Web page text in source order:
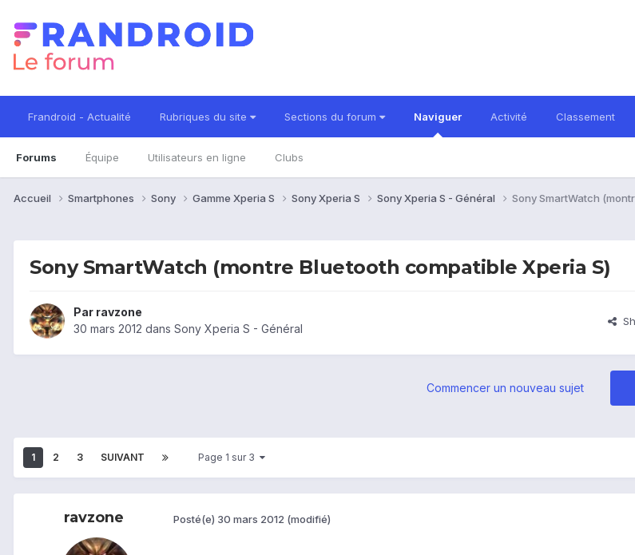
Frandroid - Actualité Rubriques du site Sections du forum Naviguer
Forums Équipe Utilisateurs en ligne Clubs
Activité Classement
Accueil Smartphones Sony Gamme Xperia S Sony Xperia S Sony Xperia S - Général Sony SmartWatch
Sony SmartWatch (montre Bluetooth compatible Xperia S)
Par ravzone
30 mars 2012 dans Sony Xperia S - Général
Commencer un nouveau sujet
1 2 3 SUIVANT Page 1 sur 3
ravzone Posté(e) 30 mars 2012 (modifié)